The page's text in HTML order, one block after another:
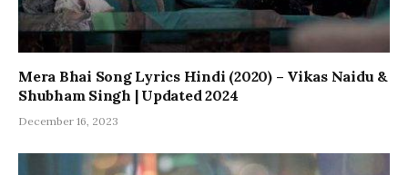
Mera Bhai Song Lyrics Hindi (2020) – Vikas Naidu &
Shubham Singh | Updated 2024
December 16, 2023